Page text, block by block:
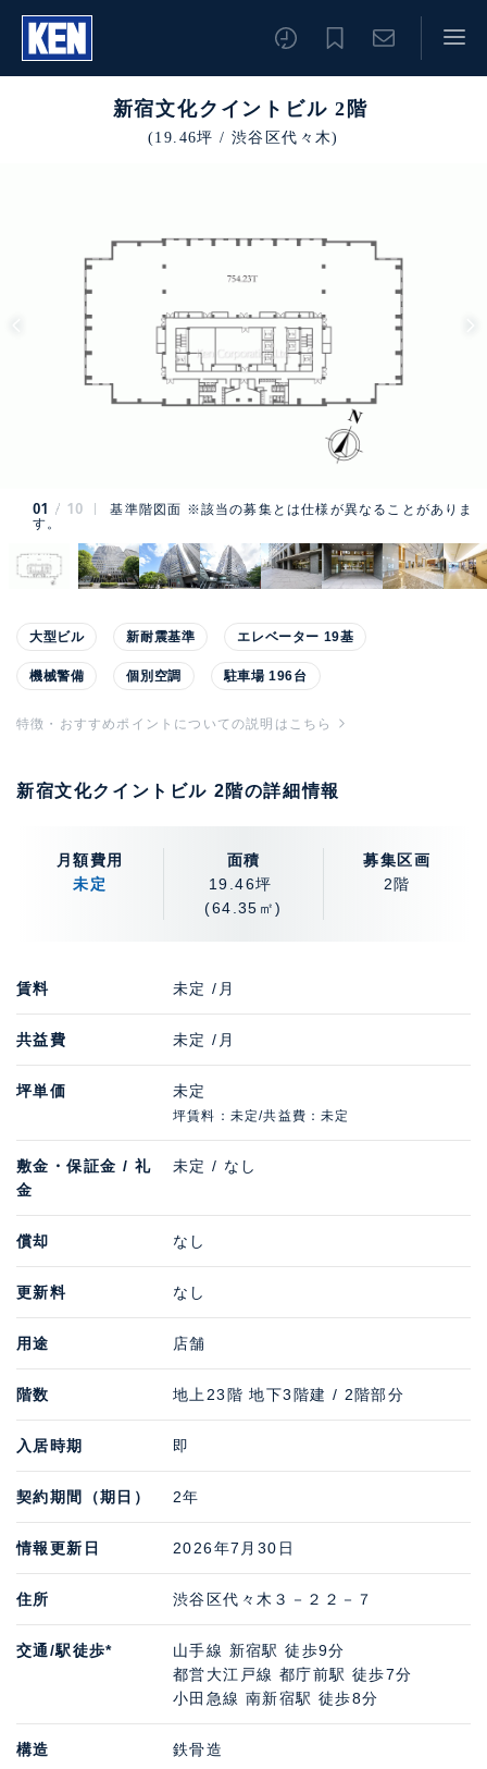
新宿文化クイントビル 2階
(19.46坪 / 渋谷区代々木)
01 10
基準階図面 ※該当の募集とは仕様が異なることがありま
す。
大型ビル 新耐震基準 エレベーター 19基
機械警備 個別空調 駐車場 196台
特徴・おすすめポイントについての説明はこちら
新宿文化クイントビル 2階の詳細情報
月額費用
未定
面積
19.46坪
(64.35㎡)
募集区画
2階
賃料 未定 /月
共益費 未定 /月
坪単価 未定
坪賃料：未定/共益費：未定
敷金・保証金 / 礼
金
未定 / なし
償却 なし
更新料 なし
用途 店舗
階数 地上23階 地下3階建 / 2階部分
入居時期 即
契約期間（期日） 2年
情報更新日 2026年7月30日
住所 渋谷区代々木３－２２－７
交通/駅徒歩*
山手線 新宿駅 徒歩9分
都営大江戸線 都庁前駅 徒歩7分
小田急線 南新宿駅 徒歩8分
構造 鉄骨造